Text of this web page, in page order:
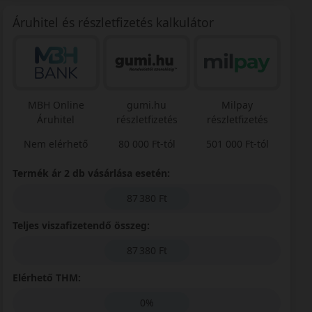
Áruhitel és részletfizetés kalkulátor
MBH Online
Áruhitel
Nem elérhető
gumi.hu
részletfizetés
80 000 Ft-tól
Milpay
részletfizetés
501 000 Ft-tól
Termék ár 2 db vásárlása esetén:
87 380 Ft
Teljes viszafizetendő összeg:
87 380 Ft
Elérhető THM:
0%